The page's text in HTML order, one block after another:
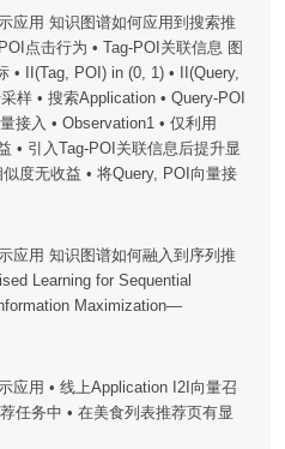
应用 知识图谱如何应用到搜索推
点击行为 • Tag-POI关联信息 图
• II(Tag, POI) in (0, 1) • II(Query,
样 • 搜索Application • Query-POI
接入 • Observation1 • 仅利用
• 引入Tag-POI关联信息后提升显
度无收益 • 将Query, POI向量接
应用 知识图谱如何融入到序列推
Learning for Sequential
Maximization—
应用 • 线上Application I2I向量召
任务中 • 在美食列表推荐页有显